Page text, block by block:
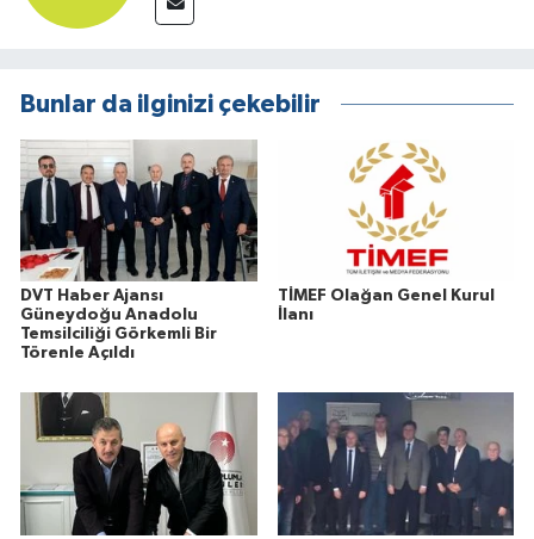
Bunlar da ilginizi çekebilir
DVT Haber Ajansı
Güneydoğu Anadolu
Temsilciliği Görkemli Bir
Törenle Açıldı
TİMEF Olağan Genel Kurul
İlanı